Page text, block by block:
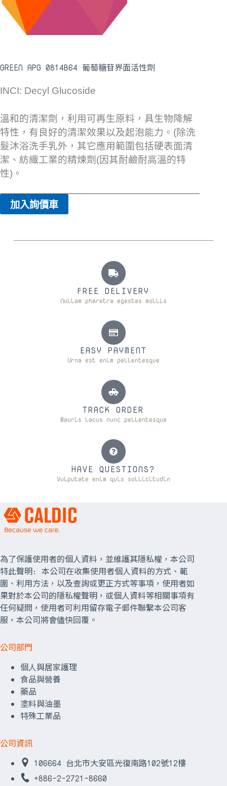
GREEN APG 0814B64 葡萄糖苷界面活性劑
INCI: Decyl Glucoside
溫和的清潔劑，利用可再生原料，具生物降解
特性，有良好的清潔效果以及起泡能力。(除洗
髮沐浴洗手乳外，其它應用範圍包括硬表面清
潔、紡織工業的精煉劑(因其耐鹼耐高溫的特
性)。
加入詢價車
FREE DELIVERY
Nullam pharetra egestas mollis
EASY PAYMENT
Urna est enim pellentesque
TRACK ORDER
Mauris lacus nunc pellentesque
HAVE QUESTIONS?
Vulputate enim quis sollicitudin
為了保護使用者的個人資料，並維護其隱私權，本公司
特此聲明: 本公司在收集使用者個人資料的方式、範
圍、利用方法，以及查詢或更正方式等事項，使用者如
果對於本公司的隱私權聲明，或個人資料等相關事項有
任何疑問，使用者可利用留存電子郵件聯繫本公司客
服，本公司將會儘快回覆。
公司部門
個人與居家護理
食品與營養
藥品
塗料與油墨
特殊工業品
公司資訊
106664 台北市大安區光復南路102號12樓
+886-2-2721-8660